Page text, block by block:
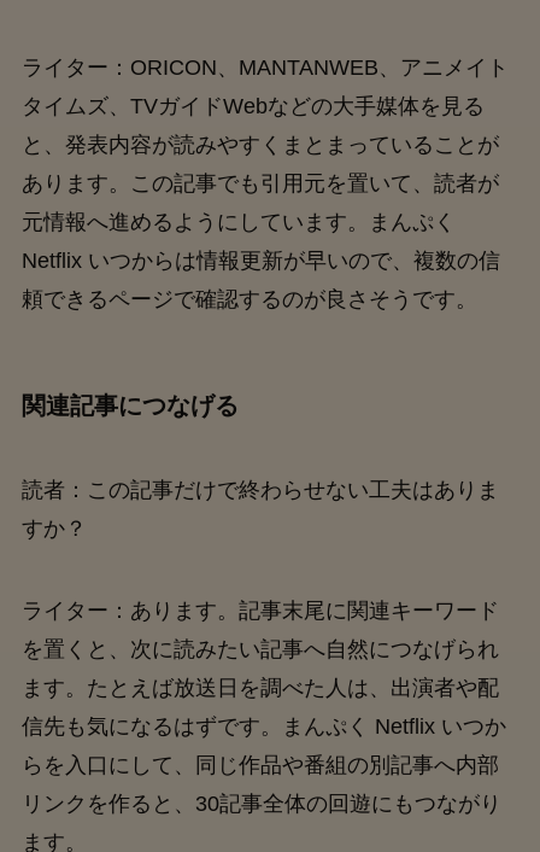
ライター：ORICON、MANTANWEB、アニメイト
タイムズ、TVガイドWebなどの大手媒体を見る
と、発表内容が読みやすくまとまっていることが
あります。この記事でも引用元を置いて、読者が
元情報へ進めるようにしています。まんぷく
Netflix いつからは情報更新が早いので、複数の信
頼できるページで確認するのが良さそうです。
関連記事につなげる
読者：この記事だけで終わらせない工夫はありま
すか？
ライター：あります。記事末尾に関連キーワード
を置くと、次に読みたい記事へ自然につなげられ
ます。たとえば放送日を調べた人は、出演者や配
信先も気になるはずです。まんぷく Netflix いつか
らを入口にして、同じ作品や番組の別記事へ内部
リンクを作ると、30記事全体の回遊にもつながり
ます。